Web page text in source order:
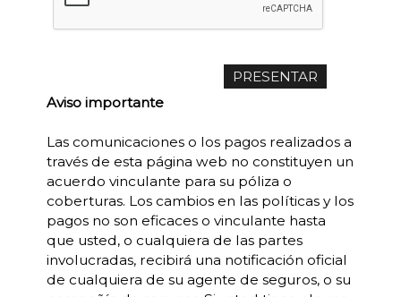
Aviso importante
Las comunicaciones o los pagos realizados a
través de esta página web no constituyen un
acuerdo vinculante para su póliza o
coberturas. Los cambios en las políticas y los
pagos no son eficaces o vinculante hasta
que usted, o cualquiera de las partes
involucradas, recibirá una notificación oficial
de cualquiera de su agente de seguros, o su